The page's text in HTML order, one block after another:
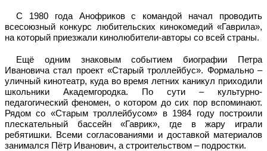
С 1980 года Анофриков с командой начал проводить
всесоюзный конкурс любительских кинокомедий «Гаврила»,
на который приезжали кинолюбители-авторы со всей страны.
Ещё одним знаковым событием биографии Петра
Ивановича стал проект «Старый троллейбус». Формально –
уличный кинотеатр, куда во время летних каникул приходили
школьники Академгородка. По сути – культурно-
педагогический феномен, о котором до сих пор вспоминают.
Рядом со «Старым троллейбусом» в 1984 году построили
плескательный бассейн «Гаврик», где в жару играли
ребятишки. Всеми согласованиями и доставкой материалов
занимался Пётр Иванович, а строительством – подростки.